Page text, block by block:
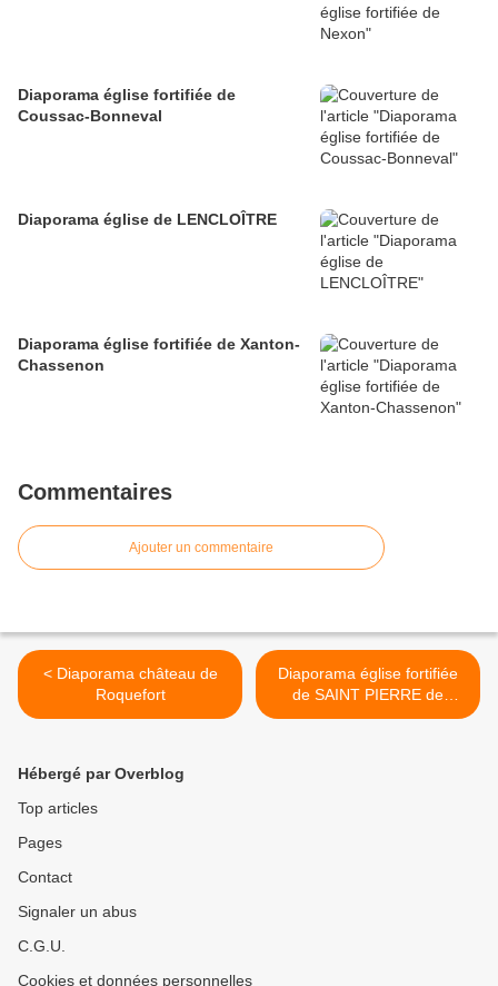
Diaporama église fortifiée de
Coussac-Bonneval
Diaporama église de LENCLOÎTRE
Diaporama église fortifiée de Xanton-
Chassenon
Commentaires
Ajouter un commentaire
< Diaporama château de
Roquefort
Diaporama église fortifiée
de SAINT PIERRE de
BUZET >
Hébergé par Overblog
Top articles
Pages
Contact
Signaler un abus
C.G.U.
Cookies et données personnelles